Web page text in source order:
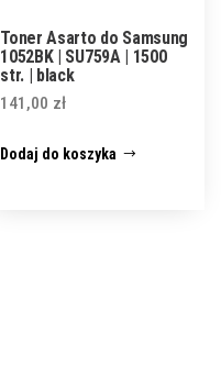
Toner Asarto do Samsung
1052BK | SU759A | 1500
str. | black
141,00 zł
Dodaj do koszyka